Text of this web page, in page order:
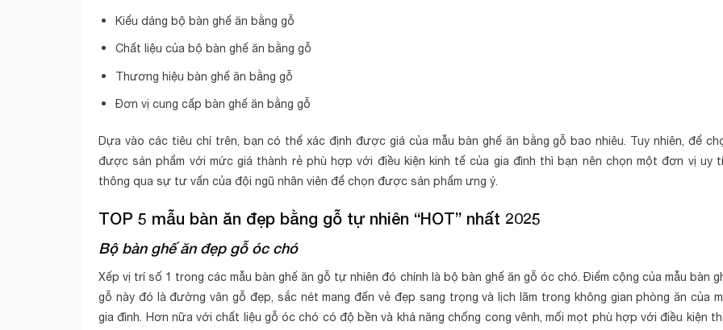
Kiểu dáng bộ bàn ghế ăn bằng gỗ
Chất liệu của bộ bàn ghế ăn bằng gỗ
Thương hiệu bàn ghế ăn bằng gỗ
Đơn vị cung cấp bàn ghế ăn bằng gỗ
Dựa vào các tiêu chí trên, bạn có thể xác định được giá của mẫu bàn ghế ăn bằng gỗ bao nhiêu. Tuy nhiên, để
được sản phẩm với mức giá thành rẻ phù hợp với điều kiện kinh tế của gia đình thì bạn nên chọn một đơn vị uy
thông qua sự tư vấn của đội ngũ nhân viên để chọn được sản phẩm ưng ý.
TOP 5 mẫu bàn ăn đẹp bằng gỗ tự nhiên “HOT” nhất 2025
Bộ bàn ghế ăn đẹp gỗ óc chó
Xếp vị trí số 1 trong các mẫu bàn ghế ăn gỗ tự nhiên đó chính là bộ bàn ghế ăn gỗ óc chó. Điểm cộng của mẫu bàn
gỗ này đó là đường vân gỗ đẹp, sắc nét mang đến vẻ đẹp sang trọng và lịch lãm trong không gian phòng ăn của
gia đình. Hơn nữa với chất liệu gỗ óc chó có độ bền và khả năng chống cong vênh, mối mọt phù hợp với điều kiện